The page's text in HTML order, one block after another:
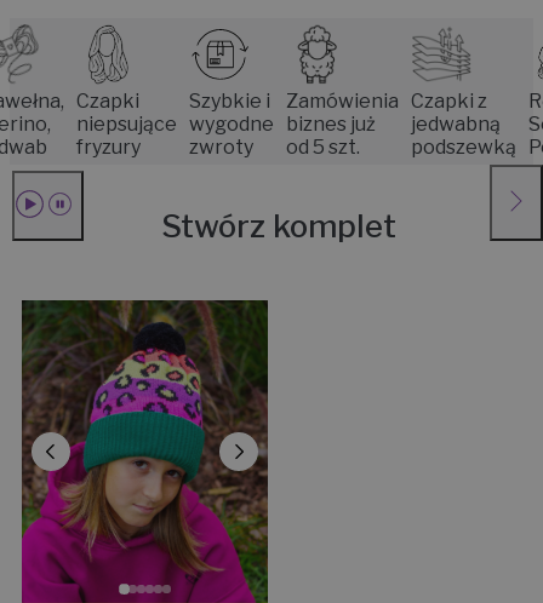
Czapki
niepsujące
fryzury
Szybkie i
wygodne
zwroty
Zamówienia
biznes już
od 5 szt.
Czapki z
jedwabną
podszewką
Stwórz komplet